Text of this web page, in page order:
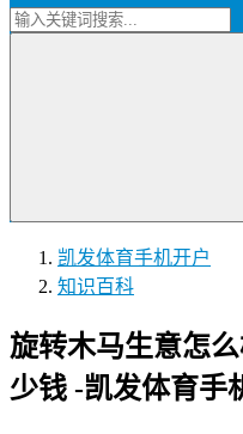
凯发体育手机开户
知识百科
旋转木马生意怎
少钱 -凯发体育手